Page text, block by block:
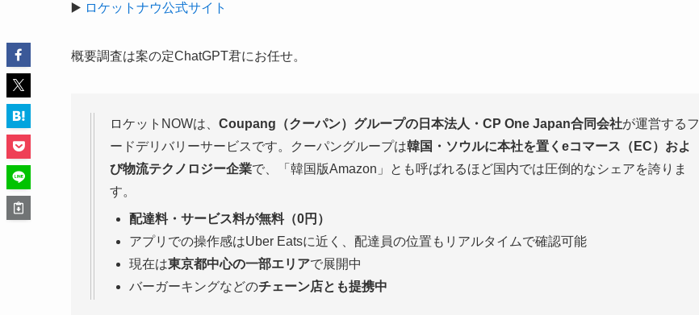
▶️ ロケットナウ公式サイト
概要調査は案の定ChatGPT君にお任せ。
ロケットNOWは、 Coupang（クーパン）グループの日本法人・CP One Japan合同会社が運営するフ
ードデリバリーサービスです。クーパングループは韓国・ソウルに本社を置く eコマース（EC）およ
び物流テクノロジー企業で、「韓国版Amazon」とも呼ばれるほど国内では圧倒的なシェアを誇りま
す。
配達料・サービス料が無料（0円）
アプリでの操作感はUber Eatsに近く、配達員の位置もリアルタイムで確認可能
現在は東京都中心の一部エリアで展開中
バーガーキングなどのチェーン店とも提携中